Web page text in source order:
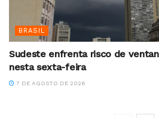
BRASIL
Sudeste enfrenta risco de
nesta sexta-feira
7 DE AGOSTO DE 2026